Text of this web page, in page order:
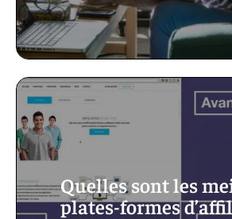
Quelles sont les
plates-formes